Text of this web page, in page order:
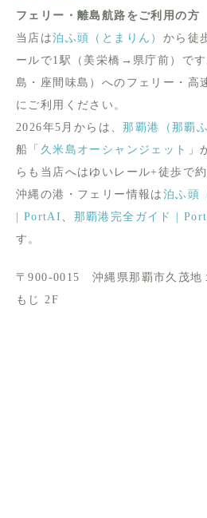
フェリー・離島航路をご利用の方
当店は泊ふ頭（とまりん） から徒
ールで1駅（美栄橋→県庁前）で
島・座間味島）へのフェリー・高
にご利用ください。
2026年5月からは、那覇港（那覇ふ
船「 久米島オーシャンジェット
」
らも当店へはゆいレール+徒歩で約
沖縄の港・フェリー情報は 泊ふ頭
| PortAI
那覇港完全ガイド |
す。
〒900-0015 沖縄県那覇市久茂地
もじ 2F